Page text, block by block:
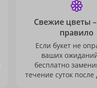
Свежие цветы
правило
Если букет не
ваших
бесплатно
течение суток после